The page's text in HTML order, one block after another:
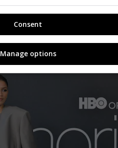
Consent
Manage options